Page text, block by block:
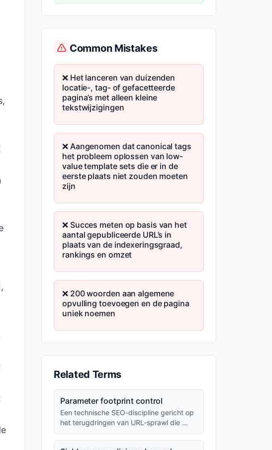
Common Mistakes
❌ Het lanceren van duizenden
locatie-, tag- of gefacetteerde
pagina’s met alleen kleine
tekstwijzigingen
❌ Aangenomen dat canonical tags
het probleem oplossen van low-
value template sets die er in de
eerste plaats niet zouden moeten
zijn
❌ Succes meten op basis van het
aantal gepubliceerde URL’s in
plaats van de indexeringsgraad,
rankings en omzet
❌ 200 woorden aan algemene
opvulling toevoegen en de pagina
uniek noemen
Related Terms
Parameter footprint control
Een technische SEO-discipline gericht op
het terugdringen van URL-sprawl die …